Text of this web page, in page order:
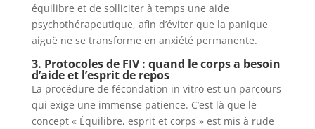
équilibre et de solliciter à temps une aide
psychothérapeutique, afin d’éviter que la panique
aiguë ne se transforme en anxiété permanente.
3. Protocoles de FIV : quand le corps a besoin
d’aide et l’esprit de repos
La procédure de fécondation in vitro est un parcours
qui exige une immense patience. C’est là que le
concept « Équilibre, esprit et corps » est mis à rude